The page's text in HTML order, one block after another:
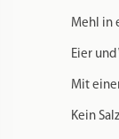
Mehl in
Eier
Mit
Kein